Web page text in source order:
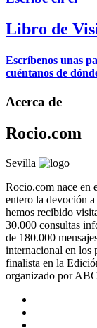
Libro de
Escríbenos unas
cuéntanos de
Acerca de
Rocio.com
Sevilla
Rocio.com nace en
entero la devoción
hemos recibido
30.000 consultas
de 180.000
internacional en los
finalista en la
organizado por